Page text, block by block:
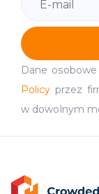
Dane
Policy przez
w dowolnym